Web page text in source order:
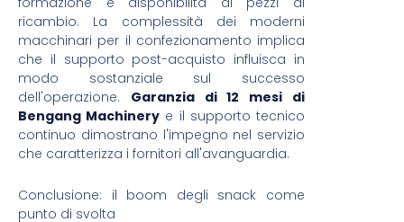
ricambio. La complessità dei moderni
macchinari per il confezionamento implica
che il supporto post-acquisto influisca in
modo sostanziale sul successo
dell'operazione. Garanzia di 12 mesi di
Bengang Machinery e il supporto tecnico
continuo dimostrano l'impegno nel servizio
che caratterizza i fornitori all'avanguardia.
Conclusione: il boom degli snack come
punto di svolta
ZH
VI